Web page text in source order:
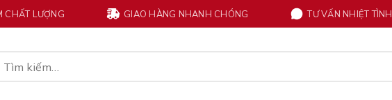
CHẤT LƯỢNG GIAO HÀNG NHANH CHÓNG TƯ VẤN NHIỆT TÌNH